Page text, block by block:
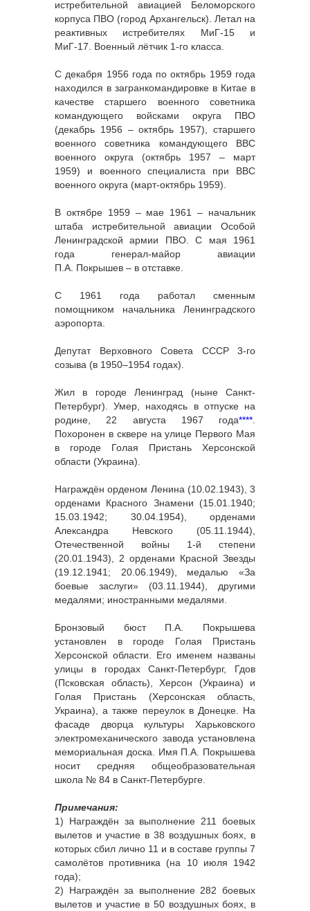
истребительной авиацией Беломорского
корпуса ПВО (город Архангельск). Летал на
реактивных истребителях МиГ-15 и
МиГ-17. Военный лётчик 1-го класса.
С декабря 1956 года по октябрь 1959 года
находился в загранкомандировке в Китае в
качестве старшего военного советника
командующего войсками округа ПВО
(декабрь 1956 – октябрь 1957), старшего
военного советника командующего ВВС
военного округа (октябрь 1957 – март
1959) и военного специалиста при ВВС
военного округа (март-октябрь 1959).
В октябре 1959 – мае 1961 – начальник
штаба истребительной авиации Особой
Ленинградской армии ПВО. С мая 1961
года генерал-майор авиации
П.А. Покрышев – в отставке.
С 1961 года работал сменным
помощником начальника Ленинградского
аэропорта.
Депутат Верховного Совета СССР 3-го
созыва (в 1950–1954 годах).
Жил в городе Ленинград (ныне Санкт-
Петербург). Умер, находясь в отпуске на
родине, 22 августа 1967 года****.
Похоронен в сквере на улице Первого Мая
в городе Голая Пристань Херсонской
области (Украина).
Награждён орденом Ленина (10.02.1943), 3
орденами Красного Знамени (15.01.1940;
15.03.1942; 30.04.1954), орденами
Александра Невского (05.11.1944),
Отечественной войны 1-й степени
(20.01.1943), 2 орденами Красной Звезды
(19.12.1941; 20.06.1949), медалью «За
боевые заслуги» (03.11.1944), другими
медалями; иностранными медалями.
Бронзовый бюст П.А. Покрышева
установлен в городе Голая Пристань
Херсонской области. Его именем названы
улицы в городах Санкт-Петербург, Гдов
(Псковская область), Херсон (Украина) и
Голая Пристань (Херсонская область,
Украина), а также переулок в Донецке. На
фасаде дворца культуры Харьковского
электромеханического завода установлена
мемориальная доска. Имя П.А. Покрышева
носит средняя общеобразовательная
школа № 84 в Санкт-Петербурге.
Примечания:
1) Награждён за выполнение 211 боевых
вылетов и участие в 38 воздушных боях, в
которых сбил лично 11 и в составе группы 7
самолётов противника (на 10 июля 1942
года);
2) Награждён за выполнение 282 боевых
вылетов и участие в 50 воздушных боях, в